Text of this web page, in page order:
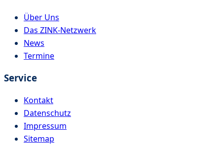
Über Uns
Das ZINK-Netzwerk
News
Termine
Service
Kontakt
Datenschutz
Impressum
Sitemap